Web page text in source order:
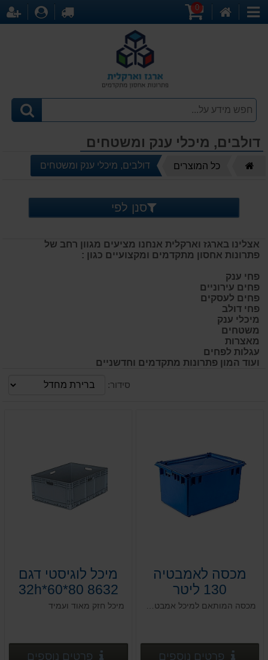
קטגוריות
0
לקופה
דולבים, מיכלי ענק ומשטחים
כל המוצרים דולבים, מיכלי ענק ומשטחים
סנן לפי
אצלינו בארגז וארקלית אנחנו מציעים מגוון רחב של
פתרונות אחסון מתקדמים ומקצועיים כגון :
פחי ענק
פחים עירוניים
פחים לעסקים
פחי דולב
מיכלי ענק
משטחים
מאצרות
עגלות לפחים
ועוד המון פתרונות מתקדמים וחדשניים
סידור:
מכסה לאמבטיה
130 ליטר
מכסה המותאם למיכל אמבטיה 130 ליטר , מאושר למזון ולתעשיה . מכסה בלבד.
פרטים נוספים פרטים נוספים
מיכל לוגיסטי דגם
8632 80*60*32h
מיכל חזק מאוד ועמיד
פרטים נוספים